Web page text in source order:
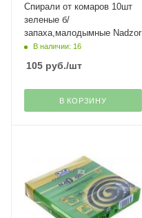
Спирали от комаров 10шт
зеленые б/
запаха,малодымные Nadzor
В наличии: 16
105 руб./шт
В КОРЗИНУ